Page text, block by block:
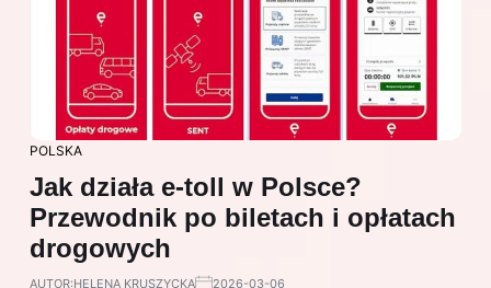
POLSKA
Jak działa e-toll w Polsce?
Przewodnik po biletach i opłatach
drogowych
AUTOR:HELENA KRUSZYCKA 2026-03-06